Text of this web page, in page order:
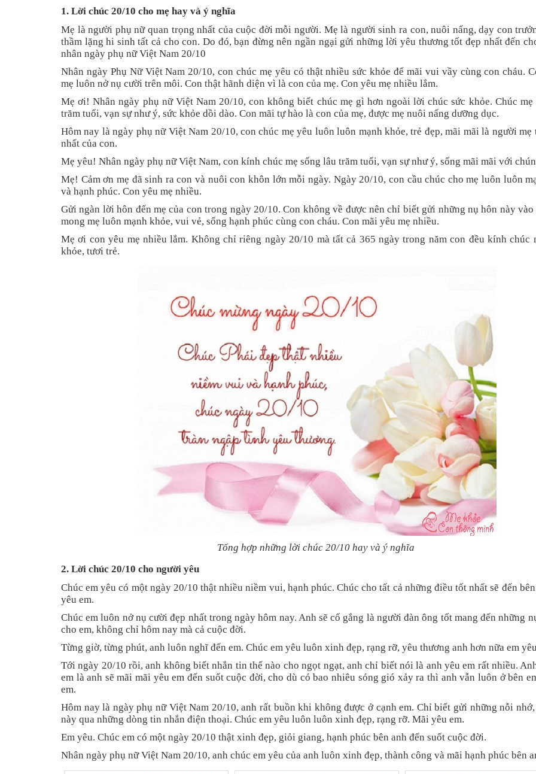
1. Lời chúc 20/10 cho mẹ hay và ý nghĩa
Mẹ là người phụ nữ quan trọng nhất của cuộc đời mỗi người. Mẹ là người sinh ra con, nuôi nấng, dạy con
thầm lặng hi sinh tất cả cho con. Do đó, bạn đừng nên ngần ngại gửi những lời yêu thương tốt đẹp nhất đến
nhân ngày phụ nữ Việt Nam 20/10
Nhân ngày Phụ Nữ Việt Nam 20/10, con chúc mẹ yêu có thật nhiều sức khỏe để mãi vui vầy cùng con cháu.
mẹ luôn nở nụ cười trên môi. Con thật hãnh diện vì là con của mẹ. Con yêu mẹ nhiều lắm.
Mẹ ơi! Nhân ngày phụ nữ Việt Nam 20/10, con không biết chúc mẹ gì hơn ngoài lời chúc sức khỏe. Chúc mẹ
trăm tuổi, vạn sự như ý, sức khỏe dồi dào. Con mãi tự hào là con của mẹ, được mẹ nuôi nấng dưỡng dục.
Hôm nay là ngày phụ nữ Việt Nam 20/10, con chúc mẹ yêu luôn luôn mạnh khỏe, trẻ đẹp, mãi mãi là người
nhất của con.
Mẹ yêu! Nhân ngày phụ nữ Việt Nam, con kính chúc mẹ sống lâu trăm tuổi, vạn sự như ý, sống mãi mãi với
Mẹ! Cảm ơn mẹ đã sinh ra con và nuôi con khôn lớn mỗi ngày. Ngày 20/10, con cầu chúc cho mẹ luôn luôn
và hạnh phúc. Con yêu mẹ nhiều.
Gửi ngàn lời hôn đến mẹ của con trong ngày 20/10. Con không về được nên chỉ biết gửi những nụ hôn này vào
mong mẹ luôn mạnh khỏe, vui vẻ, sống hạnh phúc cùng con cháu. Con mãi yêu mẹ nhiều.
Mẹ ơi con yêu mẹ nhiều lắm. Không chỉ riêng ngày 20/10 mà tất cả 365 ngày trong năm con đều kính chúc
khỏe, tươi trẻ.
Tổng hợp những lời chúc 20/10 hay và ý nghĩa
2. Lời chúc 20/10 cho người yêu
Chúc em yêu có một ngày 20/10 thật nhiều niềm vui, hạnh phúc. Chúc cho tất cả những điều tốt nhất sẽ đến
yêu em.
Chúc em luôn nở nụ cười đẹp nhất trong ngày hôm nay. Anh sẽ cố gắng là người đàn ông tốt mang đến những
cho em, không chỉ hôm nay mà cả cuộc đời.
Từng giờ, từng phút, anh luôn nghĩ đến em. Chúc em yêu luôn xinh đẹp, rạng rỡ, yêu thương anh hơn nữa em
Tới ngày 20/10 rồi, anh không biết nhắn tin thế nào cho ngọt ngạt, anh chỉ biết nói là anh yêu em rất nhiều.
em là anh sẽ mãi mãi yêu em đến suốt cuộc đời, cho dù có bao nhiêu sóng gió xảy ra thì anh vẫn luôn ở bên
em.
Hôm nay là ngày phụ nữ Việt Nam 20/10, anh rất buồn khi không được ở cạnh em. Chỉ biết gửi những nỗi
này qua những dòng tin nhắn điện thoại. Chúc em yêu luôn luôn xinh đẹp, rạng rỡ. Mãi yêu em.
Em yêu. Chúc em có một ngày 20/10 thật xinh đẹp, giỏi giang, hạnh phúc bên anh đến suốt cuộc đời.
Nhân ngày phụ nữ Việt Nam 20/10, anh chúc em yêu của anh luôn xinh đẹp, thành công và mãi hạnh phúc bên